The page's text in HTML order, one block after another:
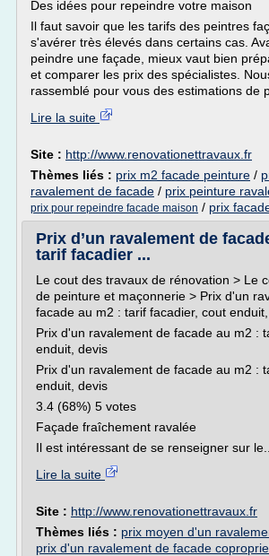
Des idées pour repeindre votre maison
Il faut savoir que les tarifs des peintres
s'avérer très élevés dans certains cas.
peindre une façade, mieux vaut bien
et comparer les prix des spécialistes.
rassemblé pour vous des estimations de
Lire la suite
Site : http://www.renovationettravaux.fr
Thèmes liés : prix m2 facade peinture /
ravalement de facade / prix peinture
prix pour repeindre facade maison / prix
Prix d’un ravalement de
tarif facadier ...
Le cout des travaux de rénovation > Le
de peinture et maçonnerie > Prix d'un
facade au m2 : tarif facadier, cout
Prix d'un ravalement de facade au m2 :
enduit, devis
Prix d'un ravalement de facade au m2 :
enduit, devis
3.4 (68%) 5 votes
Façade fraîchement ravalée
Il est intéressant de se renseigner sur le...
Lire la suite
Site : http://www.renovationettravaux.fr
Thèmes liés : prix moyen d'un
prix d'un ravalement de facade